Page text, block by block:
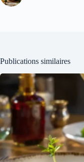
Publications similaires